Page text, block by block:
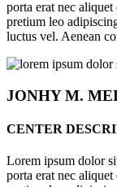
porta erat nec
pretium leo
luctus vel. Aenean
JONHYM.
CENTER
Lorem ipsum dolor
porta erat nec